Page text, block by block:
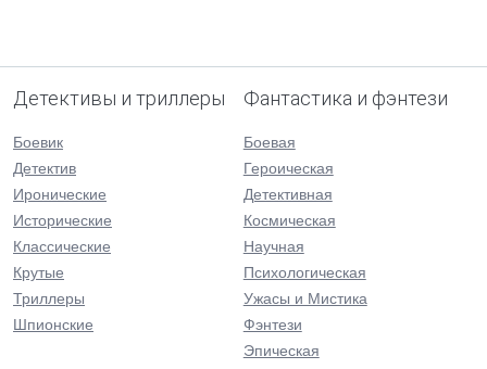
Детективы и триллеры
Боевик
Детектив
Иронические
Исторические
Классические
Крутые
Триллеры
Шпионские
Фантастика и фэнтези
Боевая
Героическая
Детективная
Космическая
Научная
Психологическая
Ужасы и Мистика
Фэнтези
Эпическая